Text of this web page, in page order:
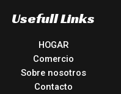
Usefull Links
HOGAR
Comercio
Sobre nosotros
Contacto